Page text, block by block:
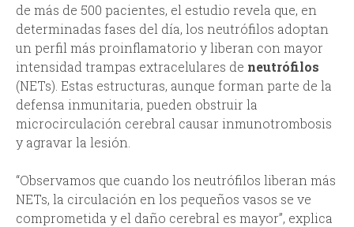
de más de 500 pacientes, el estudio revela que, en
determinadas fases del día, los neutrófilos adoptan
un perfil más proinflamatorio y liberan con mayor
intensidad trampas extracelulares de neutrófilos
(NETs). Estas estructuras, aunque forman parte de la
defensa inmunitaria, pueden obstruir la
microcirculación cerebral causar inmunotrombosis
y agravar la lesión.
“Observamos que cuando los neutrófilos liberan más
NETs, la circulación en los pequeños vasos se ve
comprometida y el daño cerebral es mayor”, explica